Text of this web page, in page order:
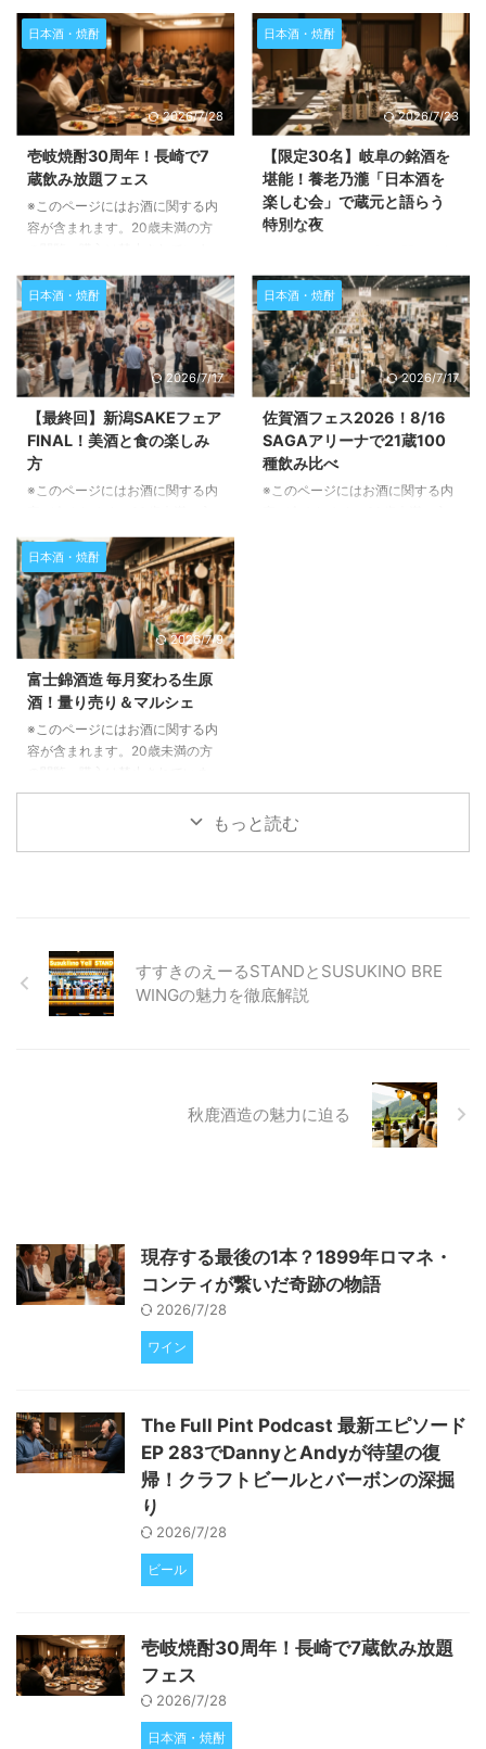
日本酒・焼酎
2026/7/28
壱岐焼酎30周年！長崎で7
蔵飲み放題フェス
※このページにはお酒に関する内
容が含まれます。20歳未満の方
催される「壱岐焼酎、世界と
KANPAIフェス！」の魅力と詳細
についてご紹介します。壱岐焼酎
の歴史や特別な製法、そしてイベ
ントで体験できる素晴らしい内容
について深く掘り下げていきます
ので、ぜひ最後までお読みくださ
い。 壱岐焼酎とは？その歴史と
特別な製法 壱岐焼酎は、長崎県
の壱岐島で古くから造り続けられ
と言われており、麦焼酎のルーツ
の ...
日本酒・焼酎
2026/7/23
【限定30名】岐阜の銘酒を
堪能！養老乃瀧「日本酒を
楽しむ会」で蔵元と語らう
特別な夜
容が含まれます。20歳未満の方
の閲覧・購入は禁止されていま
す。 この記事では、2026年8月
19日に開催される「養老乃瀧で日
本酒を楽しむ会～武内合資会社さ
んを囲んで～」の詳細をご紹介し
ます。岐阜県大垣市の武内合資会
社を招き、蔵元ならではのトーク
と美味しい日本酒、そして料理と
のペアリングが楽しめる特別なイ
ベントの魅力をお伝えいたしま
日本酒・焼酎
2026/7/17
【最終回】新潟SAKEフェア
FINAL！美酒と食の楽しみ
方
※このページにはお酒に関する内
の閲覧・購入は禁止されていま
す。 新潟の豊かなSAKE文化を凝
縮した一大イベント「新潟SAKE
フェアFINAL」が、2026年11月3
日(火・祝)に開催されます。この
記事では、この記念すべき最終回
のイベント概要から、楽しめるお
酒やフード、そして参加方法ま
で、詳しくご紹介いたします。
新潟SAKEフェアFINALとは？最
後の祭典を徹底解説！ 「新潟
非公認PRキャラクター「ニイガ
タ姉さん」がプロデュースする、
日本酒・焼酎
2026/7/17
佐賀酒フェス2026！8/16
SAGAアリーナで21蔵100
種飲み比べ
※このページにはお酒に関する内
イベントの概要 「佐賀酒フェス
2026」は、佐賀県内の21もの蔵
元が一堂に会し、1 ...
日本酒・焼酎
2026/7/9
富士錦酒造 毎月変わる生原
酒！量り売り＆マルシェ
※このページにはお酒に関する内
容が含まれます。20歳未満の方
す。 この記事では、静岡県富士
宮市にある富士錦酒造が毎月開催
お伝えしますので、ぜひ最後まで
ご覧ください。 蔵元でしか味わ
えない！富士錦酒造「生原酒量り
もっと読む
すすきのえーるSTANDとSUSUKINO BRE
WINGの魅力を徹底解説
秋鹿酒造の魅力に迫る
現存する最後の1本？1899年ロマネ・
コンティが繋いだ奇跡の物語
2026/7/28
ワイン
The Full Pint Podcast 最新エピソード
EP 283でDannyとAndyが待望の復
帰！クラフトビールとバーボンの深掘
り
2026/7/28
ビール
壱岐焼酎30周年！長崎で7蔵飲み放題
フェス
2026/7/28
日本酒・焼酎